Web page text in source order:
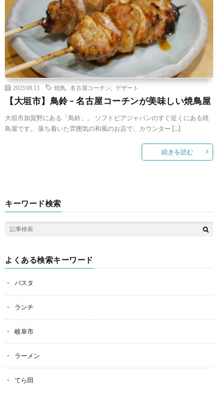
2023.08.13 焼鳥 名古屋コーチン デザート
【大垣市】鳥鈴 – 名古屋コーチンが美味しい焼鳥屋
大垣市加賀野にある「鳥鈴」。 ソフトピアジャパンのすぐ近くにある焼
鳥屋です。 落ち着いた雰囲気の和風のお店で、カウンター […]
続きを読む
キーワード検索
よくある検索キーワード
パスタ
ランチ
岐阜市
ラーメン
てら田